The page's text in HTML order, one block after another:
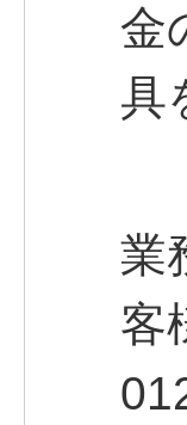
金
具
業
客